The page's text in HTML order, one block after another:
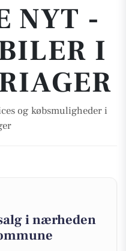
NYT -
I
og købsmuligheder i
i nærheden